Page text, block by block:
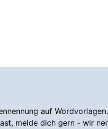
auf
melde dich gern - wir